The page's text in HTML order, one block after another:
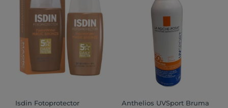
Isdin Fotoprotector
Anthelios UVSport Bruma